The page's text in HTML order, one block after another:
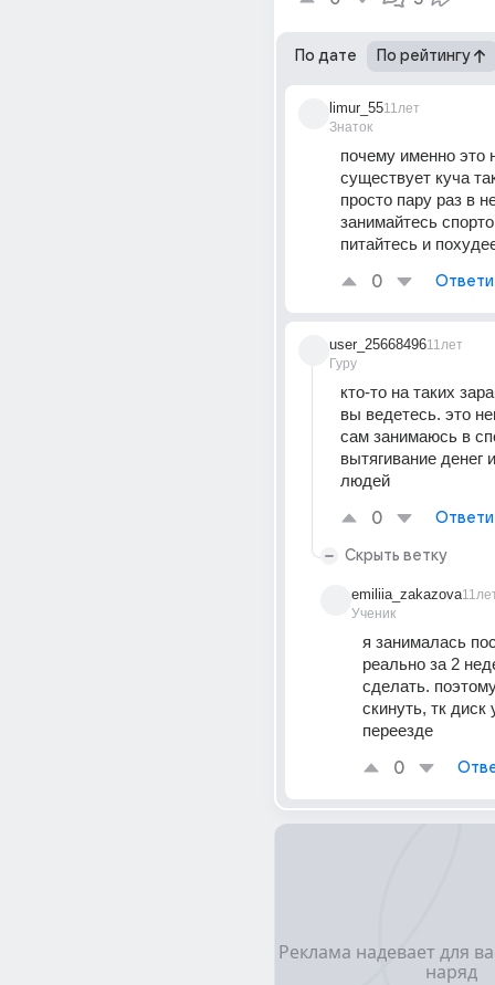
По дате По рейтингу
limur_55
Знаток
11лет
почему именно это
существует куча
просто пару раз в
занимайтесь
питайтесь и
0
user_25668496
Гуру
11лет
кто-то на таких
вы ведетесь. это
сам занимаюсь в
вытягивание денег
людей
0
Скрыть ветку
emiliia_zakazova
Ученик
я занималась
реально за 2
сделать.
скинуть, тк диск
переезде
0